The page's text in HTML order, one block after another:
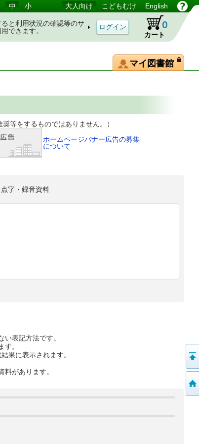
中 小 大人向け こどもむけ English
ると利用状況の確認等のサ
できます。
カート
0
マイ図書館
のではありません。）
ホームページバナー広告の募集
について
点字・録音資料
表記方法です。
。
果に表示されます。
があります。